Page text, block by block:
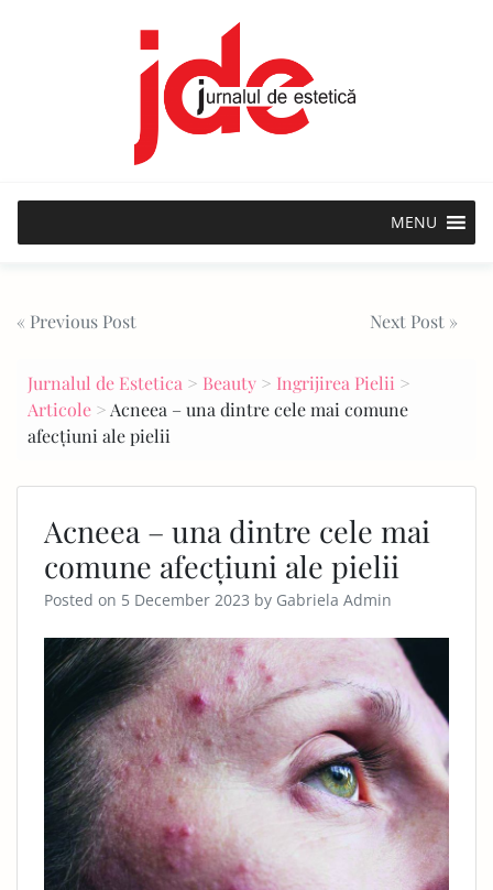
MENU
Post
navigation
« Previous Post Next Post »
Jurnalul de Estetica > Beauty > Ingrijirea Pielii >
Articole > Acneea – una dintre cele mai comune
afecțiuni ale pielii
Acneea – una dintre cele mai
comune afecțiuni ale pielii
Posted on 5 December 2023 by Gabriela Admin